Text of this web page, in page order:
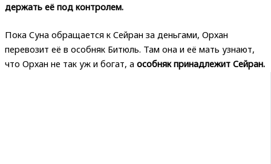
держать её под контролем.
Пока Суна обращается к Сейран за деньгами, Орхан
перевозит её в особняк Битюль. Там она и её мать узнают,
что Орхан не так уж и богат, а особняк принадлежит Сейран.